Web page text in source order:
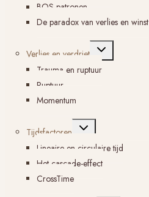
BOS-patronen
De paradox van verlies en winst
Verlies en verdriet
Toggle
Trauma en ruptuur
Ruptuur
Momentum
Tijdsfactoren
Toggle
submenu
Lineaire en circulaire tijd
Het cascade-effect
CrossTime